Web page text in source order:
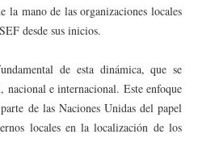
la mano de las organizaciones locales
desde sus inicios.
de esta dinámica, que se
e internacional. Este enfoque
de las Naciones Unidas del papel
locales en la localización de los